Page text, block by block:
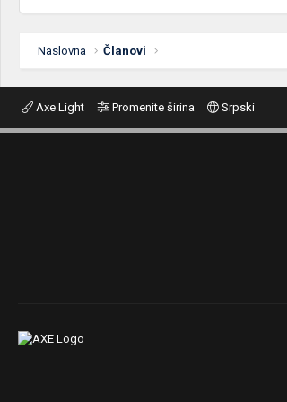
Naslovna Članovi
Axe Light Promenite širina Srpski